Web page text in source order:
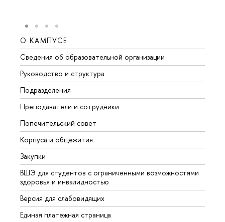
О КАМПУСЕ
Сведения об образовательной организации
Руководство и структура
Подразделения
Преподаватели и сотрудники
Попечительский совет
Корпуса и общежития
Закупки
ВШЭ для студентов с ограниченными возможностями
здоровья и инвалидностью
Версия для слабовидящих
Единая платежная страница